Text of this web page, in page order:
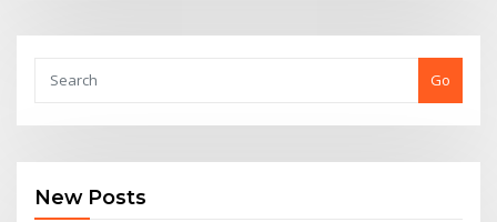
Go
New Posts